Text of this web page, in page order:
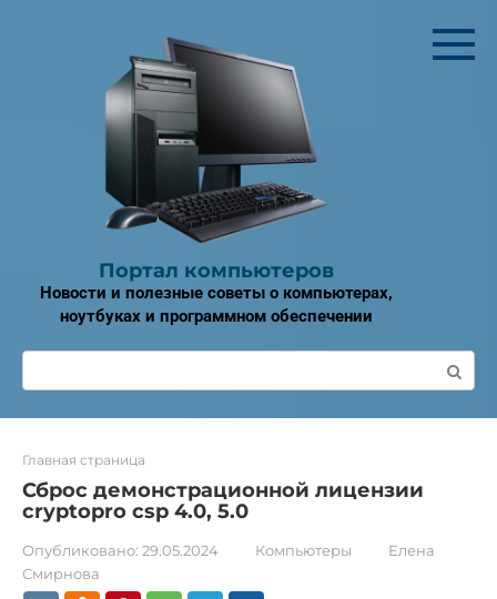
Портал компьютеров
Новости и полезные советы о компьютерах,
ноутбуках и программном обеспечении
Поиск:
Главная страница
Сброс демонстрационной лицензии
cryptopro csp 4.0, 5.0
Опубликовано: 29.05.2024 Компьютеры
Елена
Смирнова